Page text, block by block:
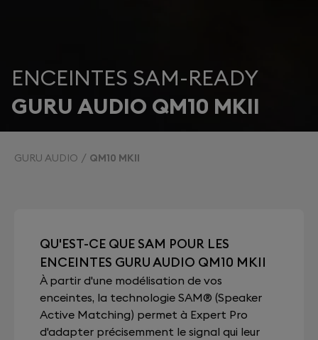
ENCEINTES SAM-READY
GURU AUDIO QM10 MKII
GURU AUDIO QM10 MKII
QU'EST-CE QUE SAM POUR LES
ENCEINTES GURU AUDIO QM10 MKII
À partir d'une modélisation de vos
enceintes, la technologie SAM® (Speaker
Active Matching) permet à Expert Pro
d'adapter précisemment le signal qui leur